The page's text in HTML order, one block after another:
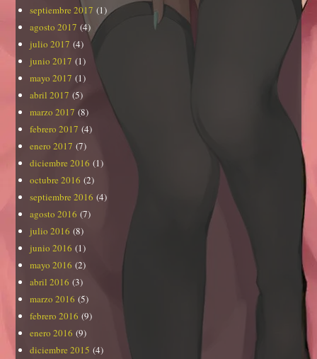
septiembre 2017 (1)
agosto 2017 (4)
julio 2017 (4)
junio 2017 (1)
mayo 2017 (1)
abril 2017 (5)
marzo 2017 (8)
febrero 2017 (4)
enero 2017 (7)
diciembre 2016 (1)
octubre 2016 (2)
septiembre 2016 (4)
agosto 2016 (7)
julio 2016 (8)
junio 2016 (1)
mayo 2016 (2)
abril 2016 (3)
marzo 2016 (5)
febrero 2016 (9)
enero 2016 (9)
diciembre 2015 (4)